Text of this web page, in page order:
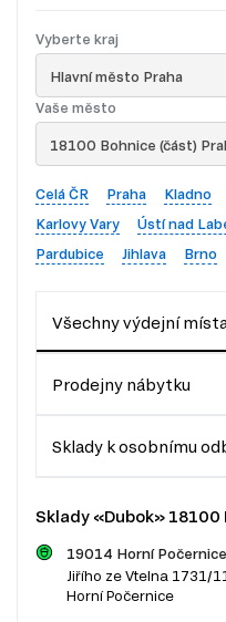
Vyberte kraj
Hlavní město Praha
Vaše město
18100 Bohnice (část)
Celá ČR Praha Kladno
Karlovy Vary
Ústí nad
Pardubice
Jihlava Brno
Všechny výdejní
Prodejny nábytku
Sklady k osobnímu
Sklady «Dubok» 18100
19014 Horní
Jiřího ze Vtelna 1731/
Horní Počernice